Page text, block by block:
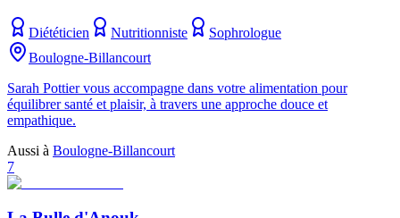
Diététicien Nutritionniste
Sophrologue
Boulogne-Billancourt
Sarah Pottier vous accompagne dans votre alimentation pour
équilibrer santé et plaisir, à travers une approche douce et
empathique.
Aussi à Boulogne-Billancourt
7